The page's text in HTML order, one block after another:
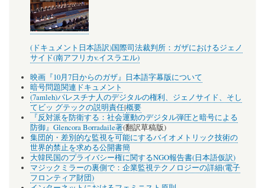
(ドキュメント日本語訳)国際司法裁判所：ガザにおけるジェノ
サイド(南アフリカv.イスラエル)
映画『10月7日からのガザ』日本語字幕版について
暗号問題関連ドキュメント
(7amleh)パレスチナ人のデジタルの権利、ジェノサイド、そし
てビッ グテックの説明責任|概要
『反対派を防衛する：社会運動のデジタル弾圧と暗号による
防御』Glencora Borradaile著(翻訳草稿版)
集団的・差別的な監視を可能にするバイオメトリック技術の
世界的禁止を求める公開書簡
大韓民国のプライバシー権に関するNGO報告書(日本語仮訳)
マジックミラーの裏側で：企業監視テクノロジーの詳細(電子
フロンティア財団)